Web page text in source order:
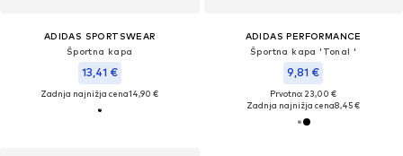
ADIDAS SPORTSWEAR
Športna kapa
13,41 €
Zadnja najnižja cena14,90 €
ADIDAS PERFORMANCE
Športna kapa 'Tonal '
9,81 €
Prvotno: 23,00 €
Zadnja najnižja cena8,45 €